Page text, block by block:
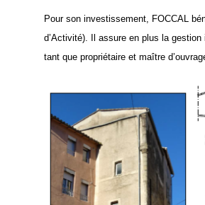
Pour son investissement, FOCCAL
d’Activité). Il assure en plus la gestion
tant que propriétaire et maître